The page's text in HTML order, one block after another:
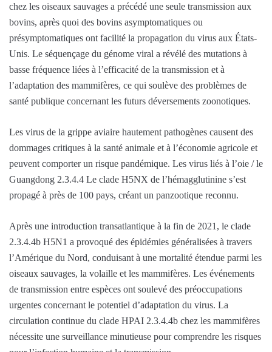
chez les oiseaux sauvages a précédé une seule transmission aux
bovins, après quoi des bovins asymptomatiques ou
présymptomatiques ont facilité la propagation du virus aux États-
Unis. Le séquençage du génome viral a révélé des mutations à
basse fréquence liées à l’efficacité de la transmission et à
l’adaptation des mammifères, ce qui soulève des problèmes de
santé publique concernant les futurs déversements zoonotiques.
Les virus de la grippe aviaire hautement pathogènes causent des
dommages critiques à la santé animale et à l’économie agricole et
peuvent comporter un risque pandémique. Les virus liés à l’oie / le
Guangdong 2.3.4.4 Le clade H5NX de l’hémagglutinine s’est
propagé à près de 100 pays, créant un panzootique reconnu.
Après une introduction transatlantique à la fin de 2021, le clade
2.3.4.4b H5N1 a provoqué des épidémies généralisées à travers
l’Amérique du Nord, conduisant à une mortalité étendue parmi les
oiseaux sauvages, la volaille et les mammifères. Les événements
de transmission entre espèces ont soulevé des préoccupations
urgentes concernant le potentiel d’adaptation du virus. La
circulation continue du clade HPAI 2.3.4.4b chez les mammifères
nécessite une surveillance minutieuse pour comprendre les risques